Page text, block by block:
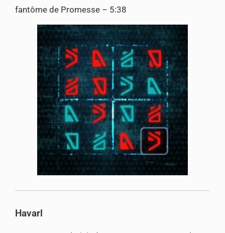
fantôme de Promesse – 5:38
Havarl